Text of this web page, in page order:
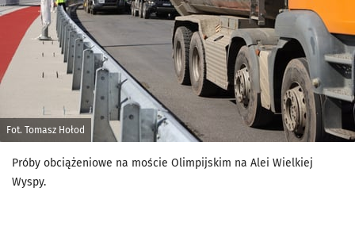
Fot. Tomasz Hołod
Próby obciążeniowe na moście Olimpijskim na Alei Wielkiej
Wyspy.